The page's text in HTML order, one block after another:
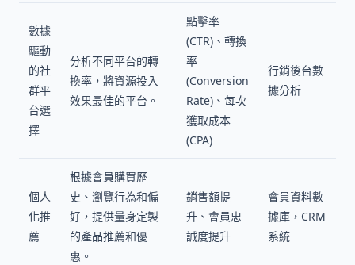
數據
驅動
的社
群平
台選
擇
分析不同平台的轉
換率，將資源投入
效果最佳的平台。
點擊率
(CTR)、轉換
率
(Conversion
Rate)、每次
獲取成本
(CPA)
行銷後台數
據分析
個人
化推
薦
根據會員購買歷
史、瀏覽行為和偏
好，提供量身定製
的產品推薦和優
惠。
銷售額提
升、會員忠
誠度提升
會員資料數
據庫，CRM
系統